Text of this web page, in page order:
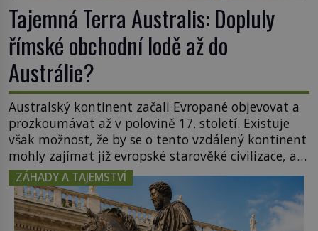
Tajemná Terra Australis: Dopluly
římské obchodní lodě až do
Austrálie?
Australský kontinent začali Evropané objevovat a
prozkoumávat až v polovině 17. století. Existuje
však možnost, že by se o tento vzdálený kontinent
mohly zajímat již evropské starověké civilizace, a
to o 15 století dříve? Již od starověku kartografové
zakreslovali do map záhadný kontinent Terra
Australis – Jižní zemi. Proč? Do jisté míry to byl
smysl pro […]
ZÁHADY A TAJEMSTVÍ